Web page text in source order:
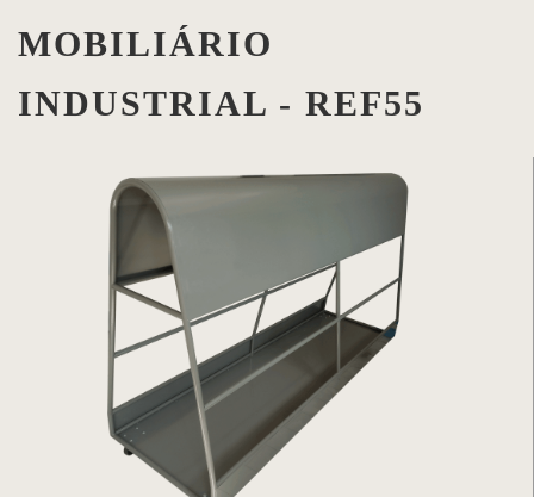
MOBILIÁRIO
INDUSTRIAL - REF55